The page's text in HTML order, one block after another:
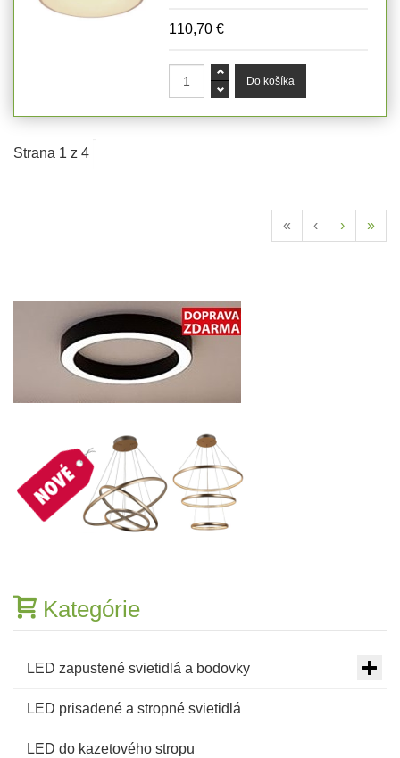
110,70 €
Strana 1 z 4
« ‹ › »
Kategórie
LED zapustené svietidlá a bodovky
LED prisadené a stropné svietidlá
LED do kazetového stropu